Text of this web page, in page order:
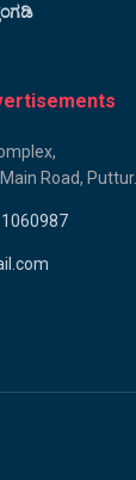
Road, Puttur.